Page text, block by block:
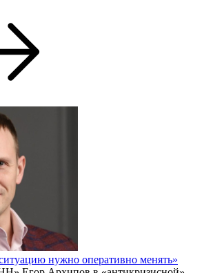
нужно оперативно менять»